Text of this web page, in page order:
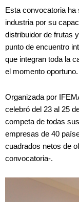
Esta convocatoria ha
industria por su
distribuidor de frutas
punto de encuentro
que integran toda la
el momento oportuno.
Organizada por
celebró del 23 al 25
competa de todas
empresas de 40
cuadrados netos de
convocatoria-.